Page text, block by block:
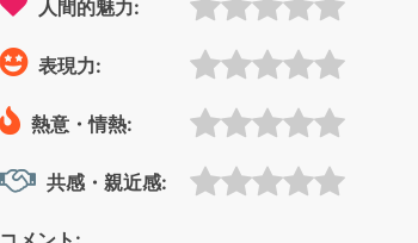
人間的魅力:
表現力:
熱意・情熱:
共感・親近感: